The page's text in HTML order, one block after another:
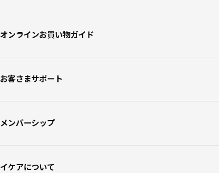
オンラインお買い物ガイド
お客さまサポート
メンバーシップ
イケアについて